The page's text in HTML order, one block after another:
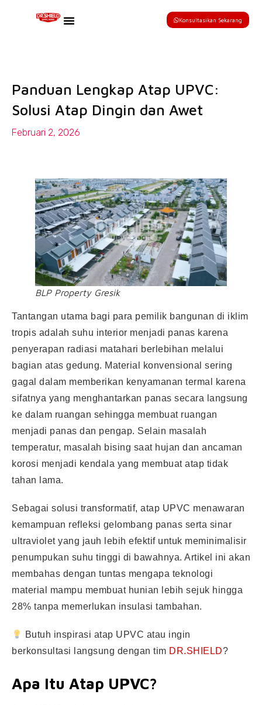
Konsultasikan Sekarang
Panduan Lengkap Atap UPVC:
Solusi Atap Dingin dan Awet
Februari 2, 2026
BLP Property Gresik
Tantangan utama bagi para pemilik bangunan di iklim
tropis adalah suhu interior menjadi panas karena
penyerapan radiasi matahari berlebihan melalui
bagian atas gedung. Material konvensional sering
gagal dalam memberikan kenyamanan termal karena
sifatnya yang menghantarkan panas secara langsung
ke dalam ruangan sehingga membuat ruangan
menjadi panas dan pengap. Selain masalah
temperatur, masalah bising saat hujan dan ancaman
korosi menjadi kendala yang membuat atap tidak
tahan lama.
Sebagai solusi transformatif, atap UPVC menawaran
kemampuan refleksi gelombang panas serta sinar
ultraviolet yang jauh lebih efektif untuk meminimalisir
penumpukan suhu tinggi di bawahnya. Artikel ini akan
membahas dengan tuntas mengapa teknologi
material mampu membuat hunian lebih sejuk hingga
28% tanpa memerlukan insulasi tambahan.
Butuh inspirasi atap UPVC atau ingin
berkonsultasi langsung dengan tim DR.SHIELD?
Apa Itu Atap UPVC?